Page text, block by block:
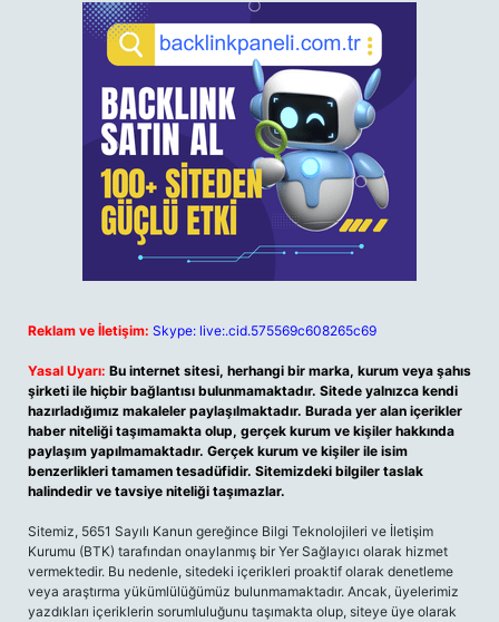
Reklam ve İletişim: Skype: live:.cid.575569c608265c69
Yasal Uyarı: Bu internet sitesi, herhangi bir marka, kurum veya şahıs
şirketi ile hiçbir bağlantısı bulunmamaktadır. Sitede yalnızca kendi
hazırladığımız makaleler paylaşılmaktadır. Burada yer alan içerikler
haber niteliği taşımamakta olup, gerçek kurum ve kişiler hakkında
paylaşım yapılmamaktadır. Gerçek kurum ve kişiler ile isim
benzerlikleri tamamen tesadüfidir. Sitemizdeki bilgiler taslak
halindedir ve tavsiye niteliği taşımazlar.
Sitemiz, 5651 Sayılı Kanun gereğince Bilgi Teknolojileri ve İletişim
Kurumu (BTK) tarafından onaylanmış bir Yer Sağlayıcı olarak hizmet
vermektedir. Bu nedenle, sitedeki içerikleri proaktif olarak denetleme
veya araştırma yükümlülüğümüz bulunmamaktadır. Ancak, üyelerimiz
yazdıkları içeriklerin sorumluluğunu taşımakta olup, siteye üye olarak